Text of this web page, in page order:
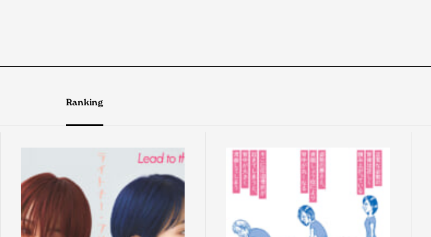
Ranking